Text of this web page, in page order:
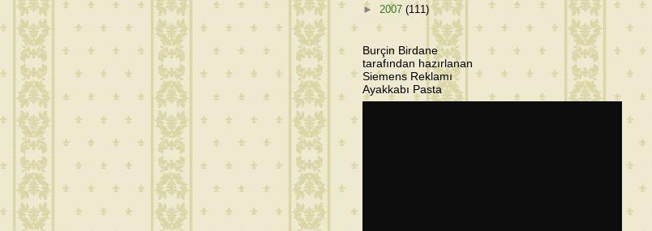
► 2007 (111)
Burçin Birdane
tarafından hazırlanan
Siemens Reklamı
Ayakkabı Pasta